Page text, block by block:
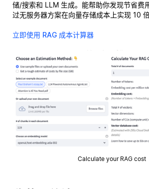
储/搜索和 LLM 生成。能帮助你发现节省费
过无服务器方案在向量存储成本上实现 10 倍
立即使用 RAG 成本计算器
Calculate your RAG cost